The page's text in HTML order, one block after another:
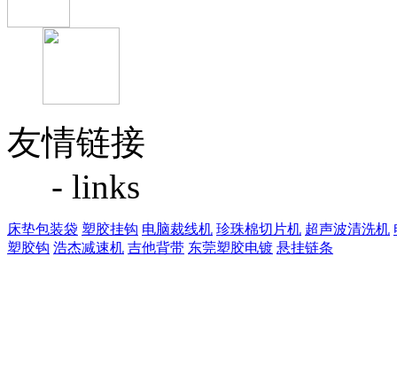
友情链接
- links
床垫包装袋 塑胶挂钩 电脑裁线机 珍珠棉切片机 超声波清洗机
塑胶钩 浩杰减速机 吉他背带 东莞塑胶电镀 悬挂链条